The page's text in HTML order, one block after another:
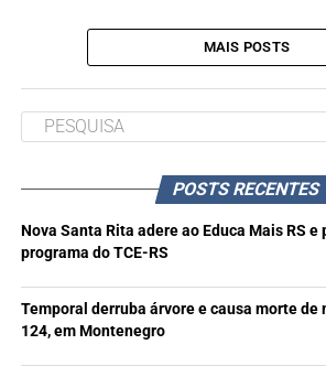
MAIS POSTS
POSTS RECENTES
Nova Santa Rita adere ao Educa Mais RS e
programa do TCE-RS
Temporal derruba árvore e causa morte de
124, em Montenegro